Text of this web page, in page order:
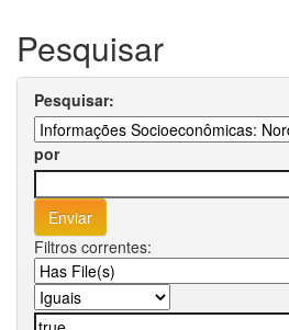
Pesquisar
Pesquisar:
por
Filtros correntes: